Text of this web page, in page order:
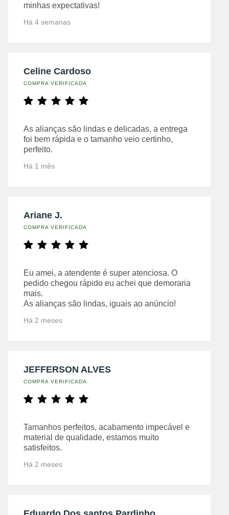
minhas expectativas!
Há 4 semanas
Celine Cardoso
COMPRA VERIFICADA
As alianças são lindas e delicadas, a entrega
foi bem rápida e o tamanho veio certinho,
perfeito.
Há 1 mês
Ariane J.
COMPRA VERIFICADA
Eu amei, a atendente é super atenciosa. O
pedido chegou rápido eu achei que demoraria
mais.
As alianças são lindas, iguais ao anúncio!
Há 2 meses
JEFFERSON ALVES
COMPRA VERIFICADA
Tamanhos perfeitos, acabamento impecável e
material de qualidade, estamos muito
satisfeitos.
Há 2 meses